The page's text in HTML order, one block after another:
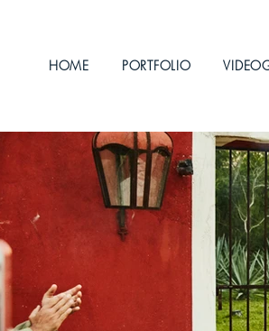
HOME PORTFOLIO